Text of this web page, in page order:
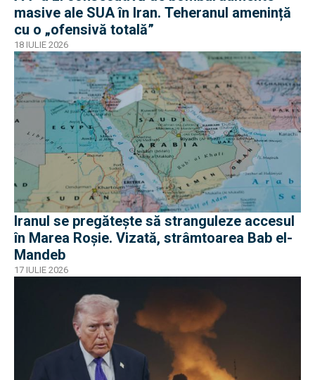
masive ale SUA în Iran. Teheranul amenință
cu o „ofensivă totală”
18 IULIE 2026
Iranul se pregătește să stranguleze accesul
în Marea Roșie. Vizată, strâmtoarea Bab el-
Mandeb
17 IULIE 2026